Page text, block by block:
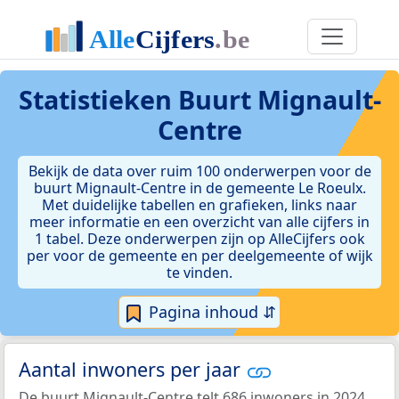
Statistieken Buurt Mignault-
Centre
Bekijk de data over ruim 100 onderwerpen voor de
buurt Mignault-Centre in de gemeente Le Roeulx.
Met duidelijke tabellen en grafieken, links naar
meer informatie en een overzicht van alle cijfers in
1 tabel. Deze onderwerpen zijn op AlleCijfers ook
per voor de gemeente en per deelgemeente of wijk
te vinden.
Pagina inhoud ⇵
Aantal inwoners per jaar